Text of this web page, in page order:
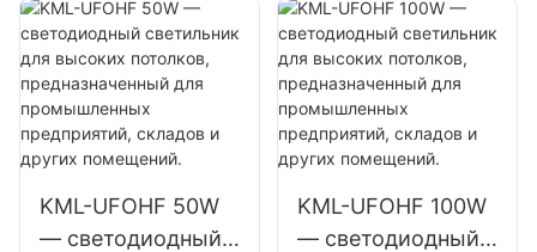
KML-HB52
мощностью 100
Вт для высоких
пролетов,
предназначенных
для внутренних
помещений, таких
как
KML-UFOHA
мощностью 100
Вт для высоких
пролетов,
предназначенных
для внутренних
помещений, таких
как
KML-UFOHF 50W
— светодиодный
KML-UFOHF 100W
— светодиодный